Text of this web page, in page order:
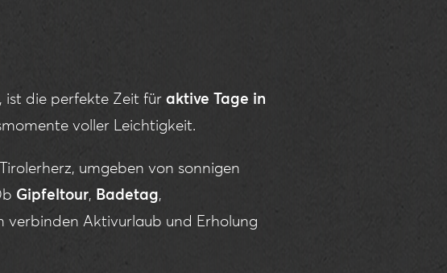
ist die perfekte Zeit für aktive Tage in
voller Leichtigkeit.
umgeben von sonnigen
Gipfeltour, Badetag,
verbinden Aktivurlaub und Erholung